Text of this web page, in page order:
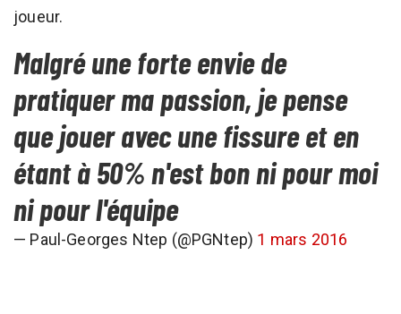
joueur.
Malgré une forte envie de
pratiquer ma passion, je pense
que jouer avec une fissure et en
étant à 50% n'est bon ni pour moi
ni pour l'équipe
— Paul-Georges Ntep (@PGNtep) 1 mars 2016